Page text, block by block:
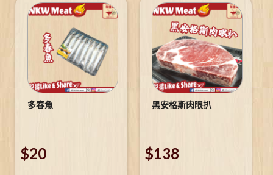
多春魚
$20
黑安格斯肉眼扒
$138